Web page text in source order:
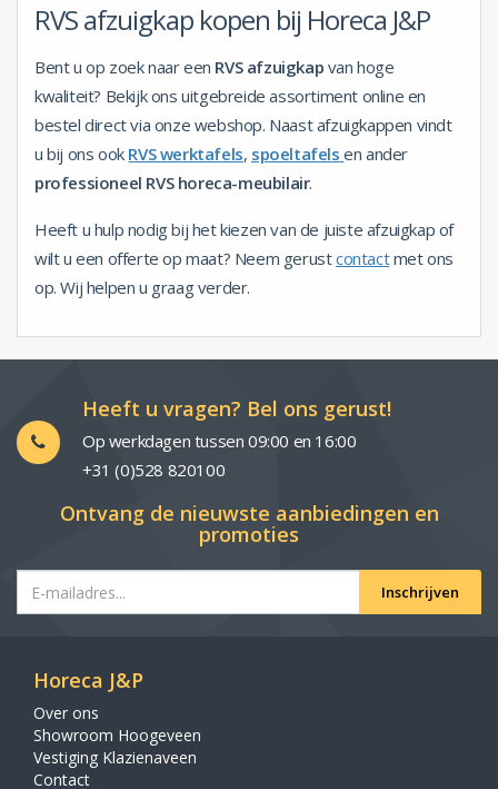
RVS afzuigkap kopen bij Horeca J&P
Bent u op zoek naar een RVS afzuigkap van hoge
kwaliteit? Bekijk ons uitgebreide assortiment online en
bestel direct via onze webshop. Naast afzuigkappen vindt
u bij ons ook RVS werktafels, spoeltafels en ander
professioneel RVS horeca-meubilair.
Heeft u hulp nodig bij het kiezen van de juiste afzuigkap of
wilt u een offerte op maat? Neem gerustcontactmet ons
op. Wij helpen u graag verder.
Heeft u vragen? Bel ons gerust!
Op werkdagen tussen 09:00 en 16:00
+31 (0)528 820100
Ontvang de nieuwste aanbiedingen en
promoties
Inschrijven
Horeca J&P
Over ons
Showroom Hoogeveen
Vestiging Klazienaveen
Contact